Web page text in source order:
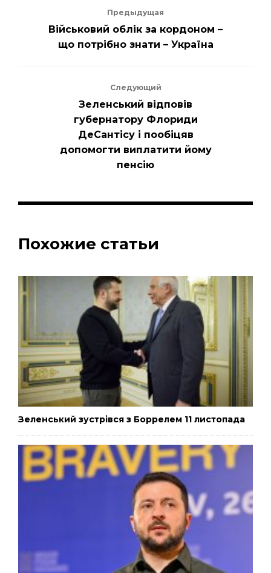
Предыдущая
Військовий облік за кордоном –
що потрібно знати – Україна
Следующий
Зеленський відповів
губернатору Флориди
ДеСантісу і пообіцяв
допомогти виплатити йому
пенсію
Похожие статьи
Зеленський зустрівся з Боррелем 11 листопада